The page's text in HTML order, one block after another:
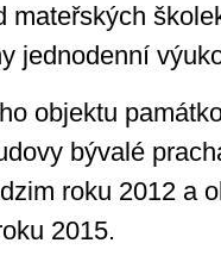
mateřských
jednodenní
objektu
bývalé
roku 2012 a
2015.